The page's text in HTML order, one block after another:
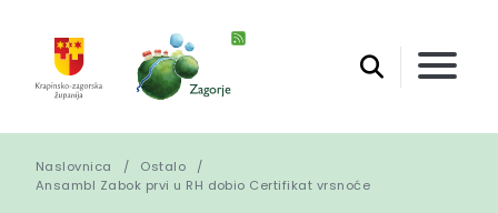
Naslovnica
Ostalo
Ansambl Zabok prvi u RH dobio Certifikat vrsnoće